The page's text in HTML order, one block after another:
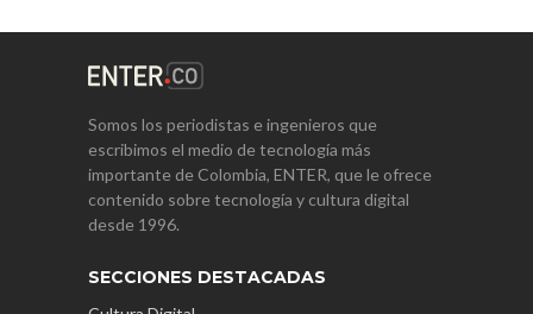
Somos los periodistas e ingenieros que
escribimos el medio de tecnología más
importante de Colombia, ENTER, que le ofrece
contenido sobre tecnología y cultura digital
desde 1996.
SECCIONES DESTACADAS